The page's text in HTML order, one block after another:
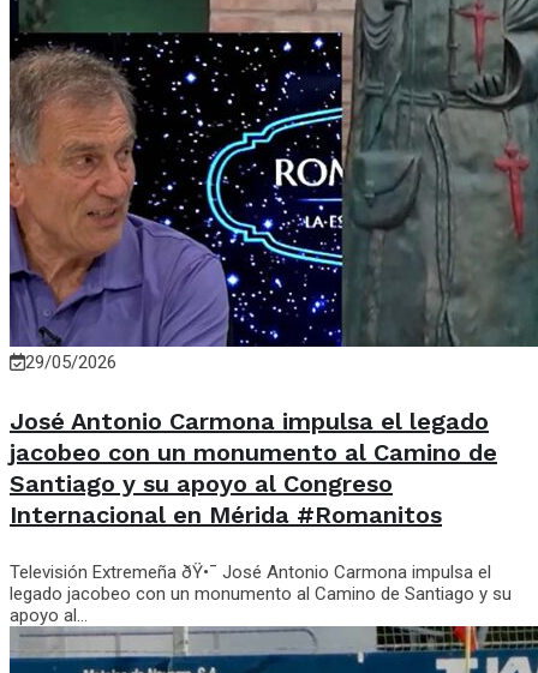
29/05/2026
José Antonio Carmona impulsa el legado
jacobeo con un monumento al Camino de
Santiago y su apoyo al Congreso
Internacional en Mérida #Romanitos
Televisión Extremeña ðŸ•¯️ José Antonio Carmona impulsa el
legado jacobeo con un monumento al Camino de Santiago y su
apoyo al...